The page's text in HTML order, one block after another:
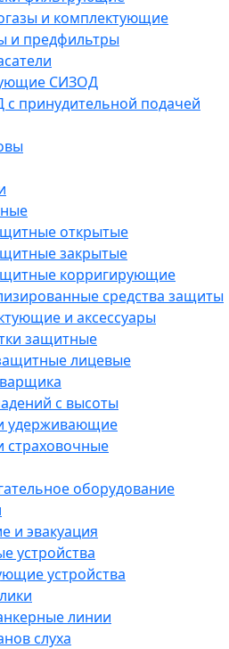
и комплектующие
и предфильтры
СИЗОД
принудительной подачей
открытые
закрытые
корригирующие
средства защиты
и аксессуары
защитные
лицевые
с высоты
удерживающие
страховочные
оборудование
и эвакуация
устройства
устройства
линии
слуха